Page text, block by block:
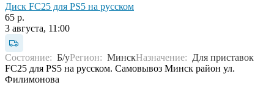
Диск FC25 для PS5 на русском
65 р.
3 августа, 11:00
Состояние: Б/уРегион: МинскНазначение: Для приставок
FC25 для PS5 на русском. Самовывоз Минск район ул.
Филимонова